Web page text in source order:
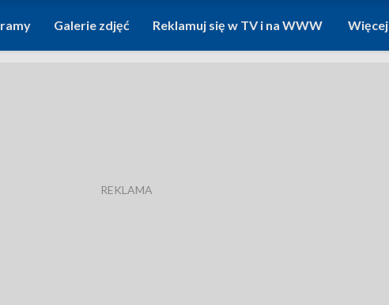
Galerie zdjęć Reklamuj się w TV i na WWW Więcej